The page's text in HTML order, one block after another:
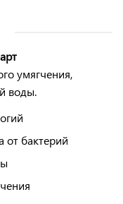
умягчения,
воды.
от бактерий